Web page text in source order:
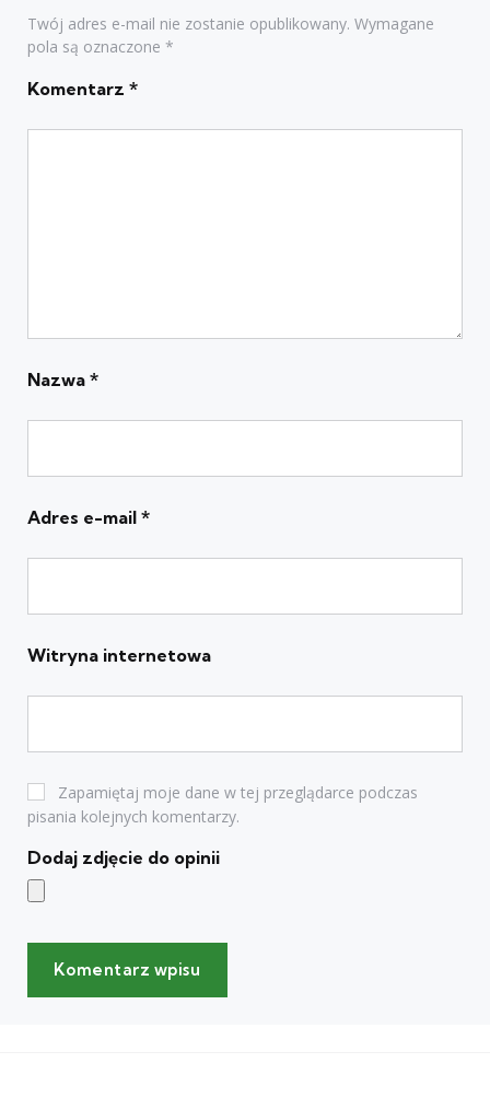
Twój adres e-mail nie zostanie opublikowany. Wymagane
pola są oznaczone *
Komentarz *
Nazwa *
Adres e-mail *
Witryna internetowa
Zapamiętaj moje dane w tej przeglądarce podczas
pisania kolejnych komentarzy.
Dodaj zdjęcie do opinii